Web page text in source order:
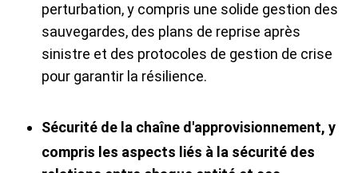
perturbation, y compris une solide gestion des
sauvegardes, des plans de reprise après
sinistre et des protocoles de gestion de crise
pour garantir la résilience.
Sécurité de la chaîne d'approvisionnement, y
compris les aspects liés à la sécurité des